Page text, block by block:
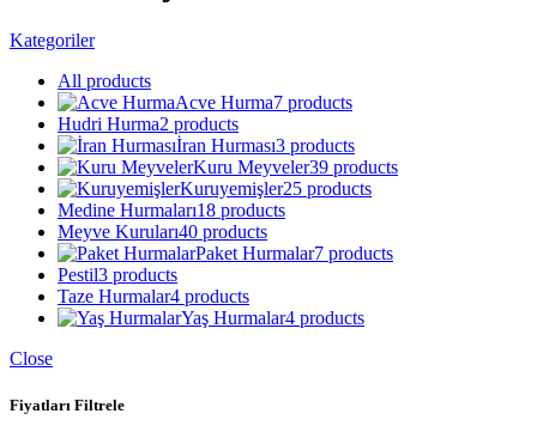
Kategoriler
All products
Acve Hurma7 products
Hudri Hurma2 products
İran Hurması3 products
Kuru Meyveler39 products
Kuruyemişler25 products
Medine Hurmaları18 products
Meyve Kuruları40 products
Paket Hurmalar7 products
Pestil3 products
Taze Hurmalar4 products
Yaş Hurmalar4 products
Close
Fiyatları Filtrele